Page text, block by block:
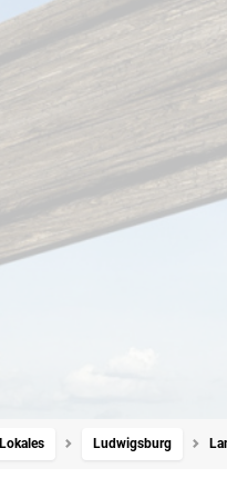
Lokales Ludwigsburg